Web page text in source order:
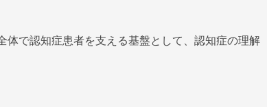
体で認知症患者を支える基盤として、認知症の理解